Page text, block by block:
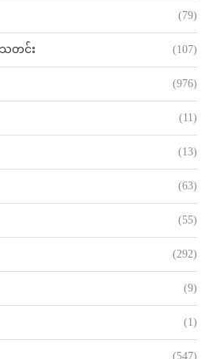
(79)
တင်း (107)
(976)
(11)
(13)
(63)
(55)
(292)
(9)
(1)
(547)